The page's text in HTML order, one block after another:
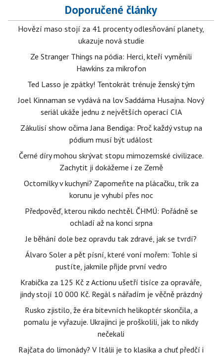
Doporučené články
Hovězí maso stojí za 41 procenty odlesňování planety,
ukazuje nová studie
Ze Stranger Things na pódia: Herci, kteří vyměnili
Hawkins za mikrofon
Ted Lasso je zpátky! Tentokrát trénuje ženský tým
Joel Kinnaman se vydává na lov Saddáma Husajna. Nový
seriál ukáže jednu z největších operací CIA
Zákulisí show očima Jana Bendiga: Proč každý vstup na
pódium musí být událost
Černé díry mohou skrývat stopu mimozemské civilizace.
Zachytit ji dokážeme i ze Země
Octomilky v kuchyni? Zapomeňte na plácačku, trik za
korunu je vyhubí přes noc
Předpověď, kterou nikdo nechtěl. ČHMÚ: Pořádně se
ochladí až na konci srpna
Je běhání dole bez opravdu tak zdravé, jak se tvrdí?
Álvaro Soler a pět písní, které voní mořem: Tohle si
pustíte, jakmile přijde první vedro
Krabička za 125 Kč z Actionu ušetří tisíce za opraváře,
jindy stojí 10 000 Kč. Regál s nářadím je věčně prázdný
Rusko zjistilo, že éra bitevních helikoptér skončila, a
pomalu je vyřazuje. Ukrajinci je proškolili, jak to nikdy
nečekali
Rajčata do limonády? V Itálii je to klasika a chuť předčí i